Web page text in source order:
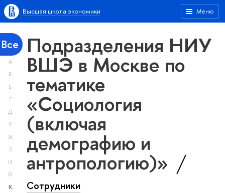
Меню
Высшая школа экономики
Все
А
Б
В
Г
Д
Е
Ж
З
И
Й
К
Подразделения НИУ
ВШЭ в Москве по
тематике
«Социология
(включая
демографию и
антропологию)»
Сотрудники